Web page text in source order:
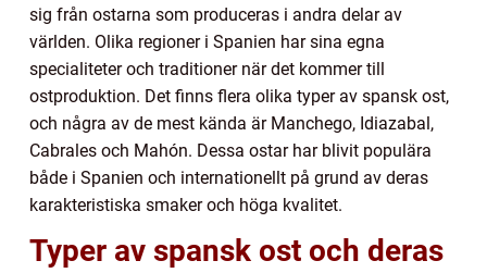
sig från ostarna som produceras i andra delar av
världen. Olika regioner i Spanien har sina egna
specialiteter och traditioner när det kommer till
ostproduktion. Det finns flera olika typer av spansk ost,
och några av de mest kända är Manchego, Idiazabal,
Cabrales och Mahón. Dessa ostar har blivit populära
både i Spanien och internationellt på grund av deras
karakteristiska smaker och höga kvalitet.
Typer av spansk ost och deras